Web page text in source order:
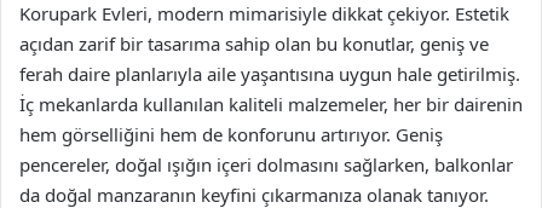
Korupark Evleri, modern mimarisiyle dikkat çekiyor. Estetik
açıdan zarif bir tasarıma sahip olan bu konutlar, geniş ve
ferah daire planlarıyla aile yaşantısına uygun hale getirilmiş.
İç mekanlarda kullanılan kaliteli malzemeler, her bir dairenin
hem görselliğini hem de konforunu artırıyor. Geniş
pencereler, doğal ışığın içeri dolmasını sağlarken, balkonlar
da doğal manzaranın keyfini çıkarmanıza olanak tanıyor.